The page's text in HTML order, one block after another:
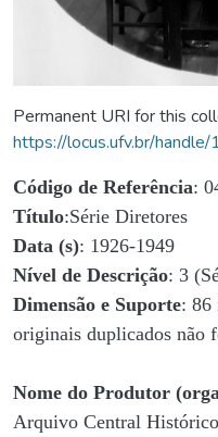
Permanent URI for this
https://locus.ufv.br/
Código de Referência:
Título:Série Diretores
Data (s): 1926-1949
Nível de Descrição: 3
Dimensão e Suporte: 86
originais duplicados não
Nome do Produtor
Arquivo Central